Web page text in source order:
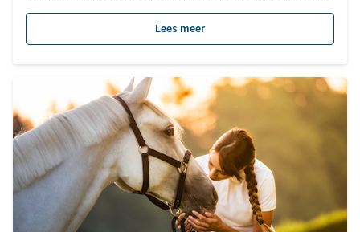
teken daar volop kans om zich aan het dier vast te hechten. Het
is daarom belangrijk om te weten hoe teken bij paarden
Lees meer